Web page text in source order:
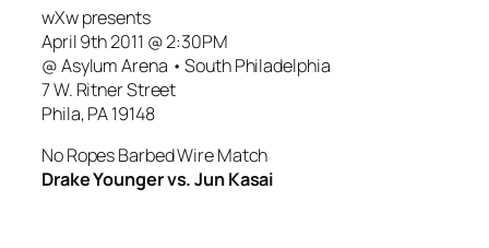
wXw presents
April 9th 2011 @ 2:30PM
@ Asylum Arena • South Philadelphia
7 W. Ritner Street
Phila, PA 19148
No Ropes Barbed Wire Match
Drake Younger vs. Jun Kasai